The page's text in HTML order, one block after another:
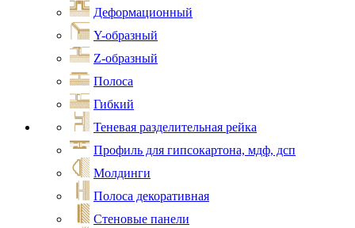
Деформационный
Y-образный
Z-образный
Полоса
Гибкий
Теневая разделительная рейка
Профиль для гипсокартона, мдф, дсп
Молдинги
Полоса декоративная
Стеновые панели